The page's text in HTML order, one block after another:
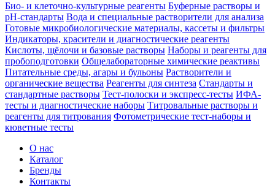
Био- и клеточно-культурные реагенты Буферные растворы и
pH-стандарты Вода и специальные растворители для анализа
Готовые микробиологические материалы, кассеты и фильтры
Индикаторы, красители и диагностические реагенты
Кислоты, щёлочи и базовые растворы Наборы и реагенты для
пробоподготовки Общелабораторные химические реактивы
Питательные среды, агары и бульоны Растворители и
органические вещества Реагенты для синтеза Стандарты и
стандартные растворы Тест-полоски и экспресс-тесты ИФА-
тесты и диагностические наборы Титровальные растворы и
реагенты для титрования Фотометрические тест-наборы и
кюветные тесты
О нас
Каталог
Бренды
Контакты